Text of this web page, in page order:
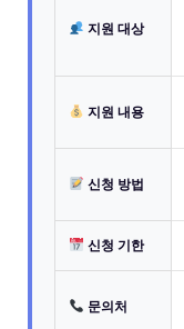
지원 대상
지원 내용
신청 방법
신청 기한
문의처